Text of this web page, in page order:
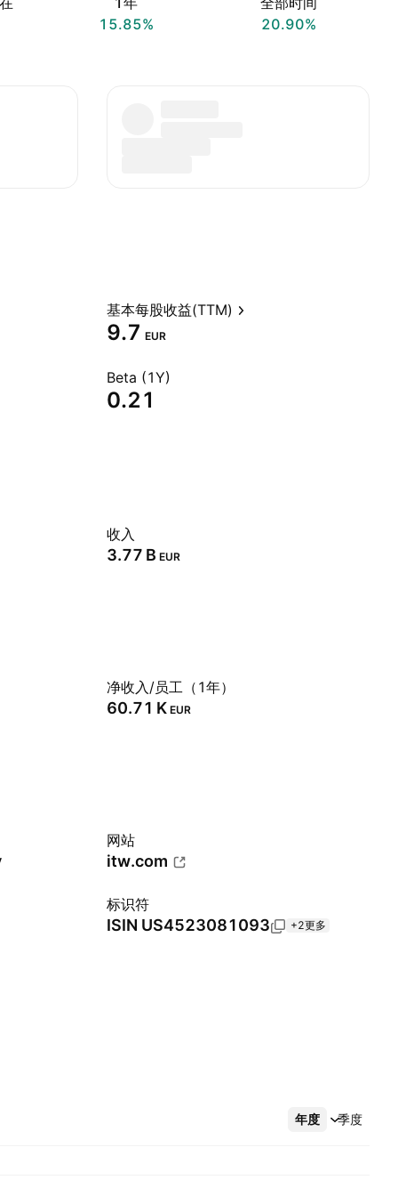
15.85%
20.90%
基本每股收益(TTM)
9.7 EUR
Beta (1Y)
0.21
收入
‪3.77 B‬ EUR
净收入/员工（1年）
‪60.71 K‬ EUR
网站
itw.com
标识符
ISIN US4523081093 +2更多
年度 季度
更多